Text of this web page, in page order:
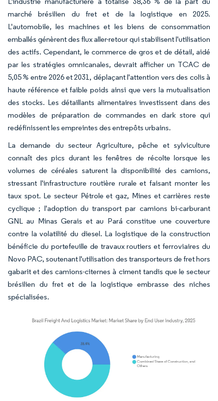
marché brésilien du fret et de la logistique en 2025.
L'automobile, les machines et les biens de consommation
emballés génèrent des flux aller-retour qui stabilisent l'utilisation
des actifs. Cependant, le commerce de gros et de détail, aidé
par les stratégies omnicanales, devrait afficher un TCAC de
5,05 % entre 2026 et 2031, déplaçant l'attention vers des colis à
haute référence et faible poids ainsi que vers la mutualisation
des stocks. Les détaillants alimentaires investissent dans des
modèles de préparation de commandes en dark store qui
redéfinissent les empreintes des entrepôts urbains.
La demande du secteur Agriculture, pêche et sylviculture
connaît des pics durant les fenêtres de récolte lorsque les
volumes de céréales saturent la disponibilité des camions,
stressant l'infrastructure routière rurale et faisant monter les
taux spot. Le secteur Pétrole et gaz, Mines et carrières reste
cyclique ; l'adoption du transport par camions bi-carburant
GNL au Minas Gerais et au Pará constitue une couverture
contre la volatilité du diesel. La logistique de la construction
bénéficie du portefeuille de travaux routiers et ferroviaires du
Novo PAC, soutenant l'utilisation des transporteurs de fret hors
gabarit et des camions-citernes à ciment tandis que le secteur
brésilien du fret et de la logistique embrasse des niches
spécialisées.